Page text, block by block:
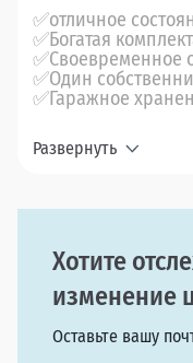
✅отличное
✅Богатая
✅Своевременное
✅Один
✅Гаражное
Развернуть
Хотите
изменение
Оставьте вашу